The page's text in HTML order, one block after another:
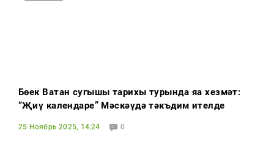
Бөек Ватан сугышы тарихы турында яңа хезмәт:
“Җиңү календаре” Мәскәүдә тәкъдим ителде
25 Ноябрь 2025, 14:24 0